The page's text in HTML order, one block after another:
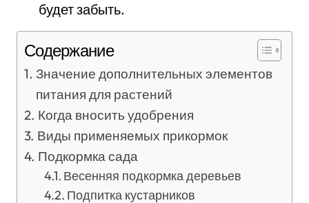
будет забыть.
Содержание
Значение дополнительных элементов
питания для растений
Когда вносить удобрения
Виды применяемых прикормок
Подкормка сада
Весенняя подкормка деревьев
Подпитка кустарников